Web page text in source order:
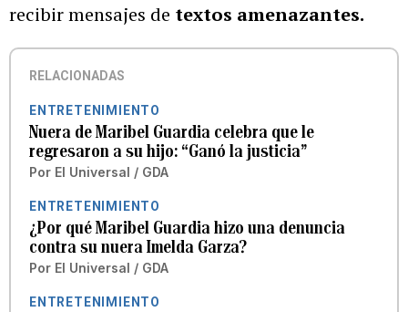
recibir mensajes de textos amenazantes.
RELACIONADAS
ENTRETENIMIENTO
Nuera de Maribel Guardia celebra que le
regresaron a su hijo: “Ganó la justicia”
Por El Universal / GDA
ENTRETENIMIENTO
¿Por qué Maribel Guardia hizo una denuncia
contra su nuera Imelda Garza?
Por El Universal / GDA
ENTRETENIMIENTO